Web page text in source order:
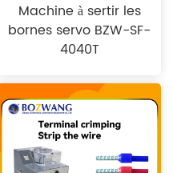
Machine à sertir les
bornes servo BZW-SF-
4040T